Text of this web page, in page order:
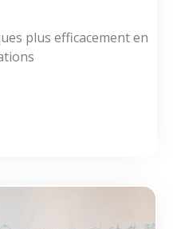
plus efficacement en